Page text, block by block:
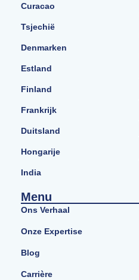
Curacao
Tsjechië
Denmarken
Estland
Finland
Frankrijk
Duitsland
Hongarije
India
Menu
Ons Verhaal
Onze Expertise
Blog
Carrière